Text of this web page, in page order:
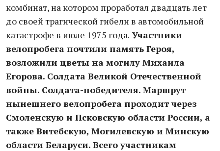
комбинат, на котором проработал двадцать лет
до своей трагической гибели в автомобильной
катастрофе в июле 1975 года. Участники
велопробега почтили память Героя,
возложили цветы на могилу Михаила
Егорова. Солдата Великой Отечественной
войны. Солдата-победителя. Маршрут
нынешнего велопробега проходит через
Смоленскую и Псковскую области России, а
также Витебскую, Могилевскую и Минскую
области Беларуси. Всего участникам